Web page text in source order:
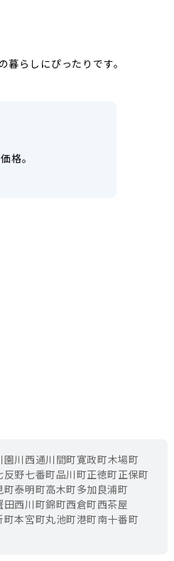
らしにぴったりです。
格。
園川西通川間町寛政町木場町
反野七番町品川町正徳町正保町
町泰明町高木町多加良浦町
田西川町錦町西倉町西茶屋
町本宮町丸池町港町南十番町